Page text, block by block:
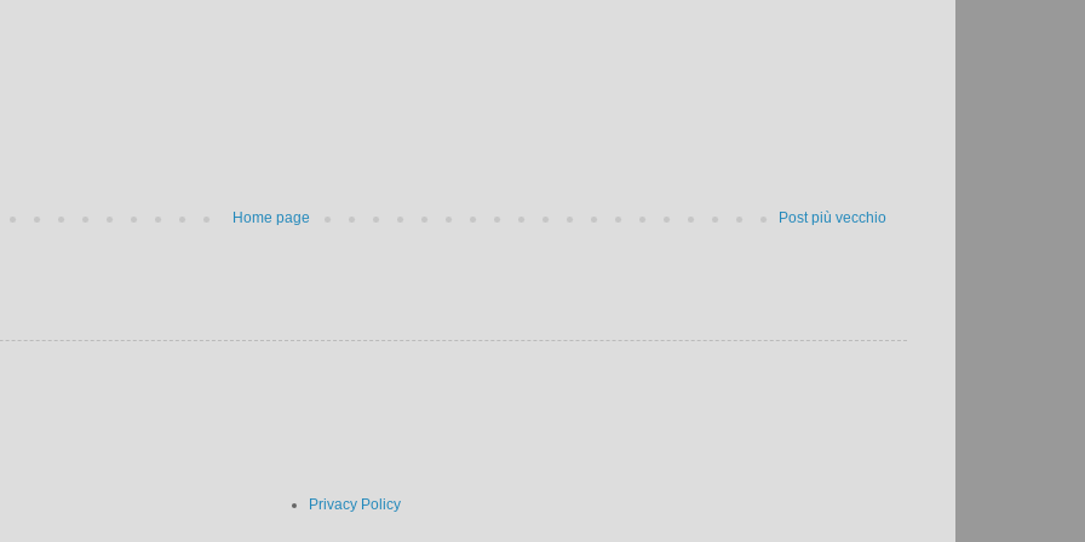
Post più vecchio
Home page
Privacy Policy